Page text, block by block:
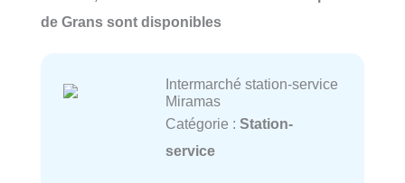
de Grans sont disponibles
Intermarché station-service
Miramas
Catégorie : Station-
service